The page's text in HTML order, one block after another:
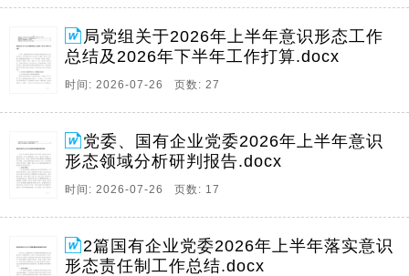
局党组关于2026年上半年意识形态工作
总结及2026年下半年工作打算.docx
时间: 2026-07-26 页数: 27
党委、国有企业党委2026年上半年意识
形态领域分析研判报告.docx
时间: 2026-07-26 页数: 17
2篇国有企业党委2026年上半年落实意识
形态责任制工作总结.docx